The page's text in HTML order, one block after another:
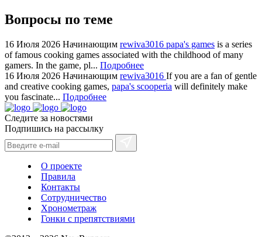
Вопросы по теме
16 Июля 2026 Начинающим rewiva3016 papa's games is a series
of famous cooking games associated with the childhood of many
gamers. In the game, pl... Подробнее
16 Июля 2026 Начинающим rewiva3016 If you are a fan of gentle
and creative cooking games, papa's scooperia will definitely make
you fascinate... Подробнее
Следите за новостями
Подпишись на рассылку
О проекте
Правила
Контакты
Сотрудничество
Хронометраж
Гонки с препятствиями